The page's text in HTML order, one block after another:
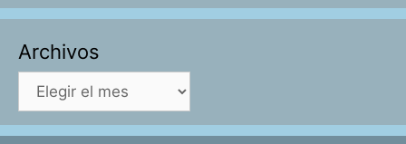
Archivos
Archivos